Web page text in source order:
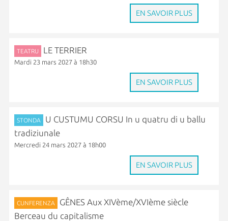
EN SAVOIR PLUS
TEATRU LE TERRIER
Mardi 23 mars 2027 à 18h30
EN SAVOIR PLUS
STONDA
U CUSTUMU CORSU In u quatru di u ballu
tradiziunale
Mercredi 24 mars 2027 à 18h00
EN SAVOIR PLUS
CUNFERENZA
GÊNES Aux XIVème/XVIème siècle
Berceau du capitalisme